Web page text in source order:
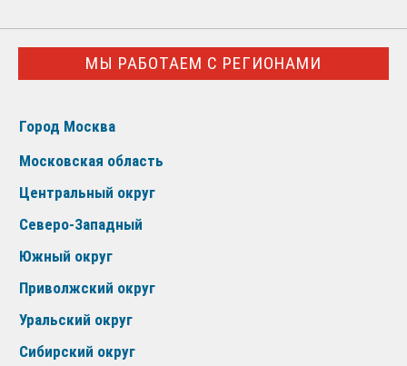
МЫ РАБОТАЕМ С РЕГИОНАМИ
Город Москва
Московская область
Центральный округ
Северо-Западный
Южный округ
Приволжский округ
Уральский округ
Сибирский округ